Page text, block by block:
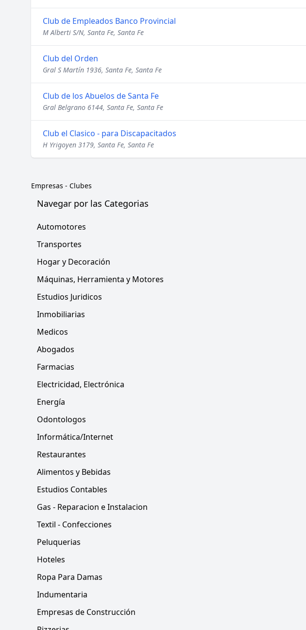
Club de Empleados Banco Provincial
M Alberti S/N, Santa Fe, Santa Fe
Club del Orden
Gral S Martín 1936, Santa Fe, Santa Fe
Club de los Abuelos de Santa Fe
Gral Belgrano 6144, Santa Fe, Santa Fe
Club el Clasico - para Discapacitados
H Yrigoyen 3179, Santa Fe, Santa Fe
Empresas - Clubes
Navegar por las Categorias
Automotores
Transportes
Hogar y Decoración
Máquinas, Herramienta y Motores
Estudios Juridicos
Inmobiliarias
Medicos
Abogados
Farmacias
Electricidad, Electrónica
Energía
Odontologos
Informática/Internet
Restaurantes
Alimentos y Bebidas
Estudios Contables
Gas - Reparacion e Instalacion
Textil - Confecciones
Peluquerias
Hoteles
Ropa Para Damas
Indumentaria
Empresas de Construcción